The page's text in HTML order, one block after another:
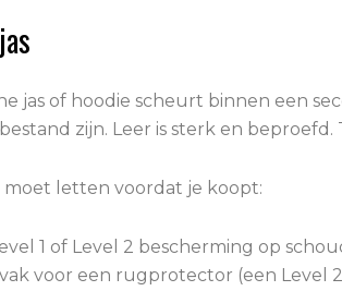
jas of hoodie scheurt binnen een
zijn. Leer is sterk en
moet letten voordat je koopt:
1 of Level 2 bescherming op
voor een rugprotector (een Level